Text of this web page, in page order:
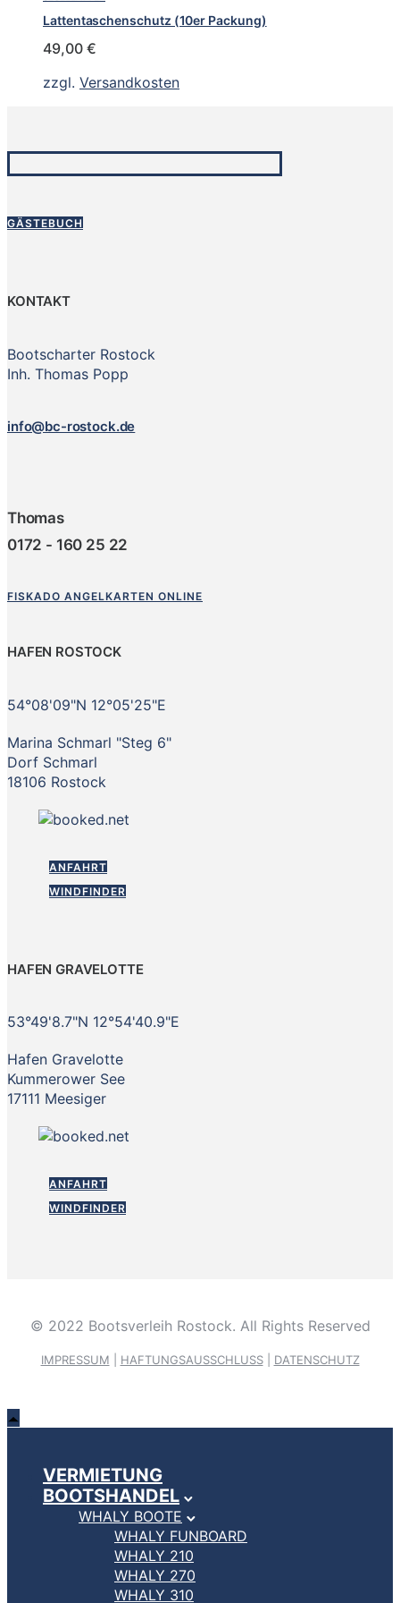
Lattentaschenschutz (10er Packung)
49,00 €
zzgl. Versandkosten
GÄSTEBUCH
KONTAKT
Bootscharter Rostock
Inh. Thomas Popp
info@bc-rostock.de
Thomas
0172 - 160 25 22
FISKADO ANGELKARTEN ONLINE
HAFEN ROSTOCK
54°08'09"N 12°05'25"E
Marina Schmarl "Steg 6"
Dorf Schmarl
18106 Rostock
ANFAHRT
WINDFINDER
HAFEN GRAVELOTTE
53°49'8.7"N 12°54'40.9"E
Hafen Gravelotte
Kummerower See
17111 Meesiger
ANFAHRT
WINDFINDER
© 2022 Bootsverleih Rostock. All Rights Reserved
IMPRESSUM HAFTUNGSAUSSCHLUSS| DATENSCHUTZ
VERMIETUNG
BOOTSHANDEL
WHALY BOOTE
WHALY FUNBOARD
WHALY 210
WHALY 270
WHALY 310